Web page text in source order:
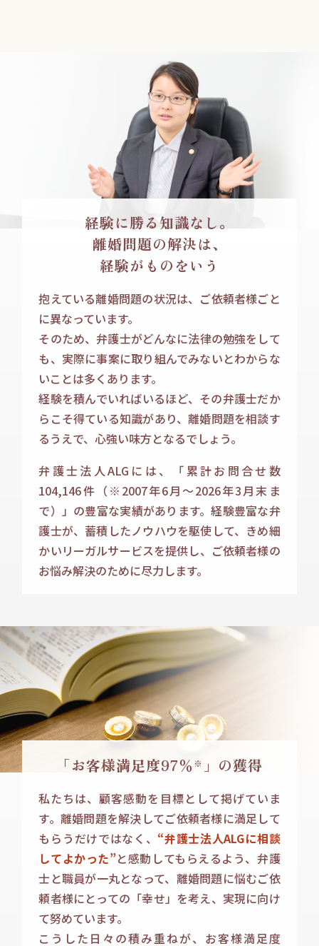
経験に勝る知識なし。
離婚問題の解決は、
経験がものをいう
抱えている離婚問題の状況は、ご依頼者様ごと
に異なっています。
そのため、弁護士がどんなに法律の勉強をして
も、実際に事案に取り組んでみないとわからな
いことは多くあります。
経験を積んでいればいるほど、その弁護士だか
らこそ得ている知識があり、離婚問題を相談す
るうえで、心強い味方となるでしょう。
弁護士法人ALGには、「累計お問合せ数
104,146件（ ※2007年6月～2026年3月末ま
で）」の豊富な実績があります。経験豊富な弁
護士が、蓄積したノウハウを駆使して、きめ細
かいリーガルサービスを提供し、ご依頼者様の
お悩み解決のために尽力します。
「お客様満足度97％※ 」 の獲得
私たちは、顧客感動を目標として掲げていま
す。離婚問題を解決してご依頼者様に満足して
もらうだけではなく、 “弁護士法人ALGに相談
してよかった”と感動してもらえるよう、弁護
士と職員が一丸となって、離婚問題に悩むご依
頼者様にとっての「幸せ」を考え、実現に向け
て努めています。
こうした日々の積み重ねが、お客様満足度